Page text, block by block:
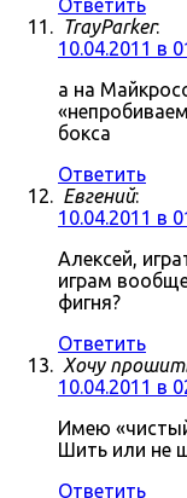
Ответить
TrayParker:
10.04.2011 в
а на
бокса
Ответить
Евгений:
10.04.2011 в
Алексей,
играм
фигня?
Ответить
Хочу
10.04.2011 в
Имею
Шить или не
Ответить